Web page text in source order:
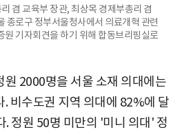
겸 교육부 장관, 최상목 경제부총리 겸
종로구 정부서울청사에서 의료개혁 관련
원 기자회견을 하기 위해 합동브리핑실로
원 2000명을 서울 소재 의대에는
. 비수도권 지역 의대에 82%에 달
정원 50명 미만의 '미니 의대' 정